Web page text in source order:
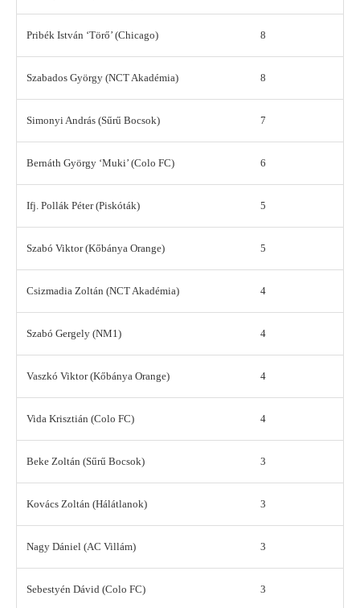
Pribék István ‘Törő’ (Chicago) 8
Szabados György (NCT Akadémia) 8
Simonyi András (Sűrű Bocsok) 7
Bernáth György ‘Muki’ (Colo FC) 6
Ifj. Pollák Péter (Piskóták) 5
Szabó Viktor (Kőbánya Orange) 5
Csizmadia Zoltán (NCT Akadémia) 4
Szabó Gergely (NM1) 4
Vaszkó Viktor (Kőbánya Orange) 4
Vida Krisztián (Colo FC) 4
Beke Zoltán (Sűrű Bocsok) 3
Kovács Zoltán (Hálátlanok) 3
Nagy Dániel (AC Villám) 3
Sebestyén Dávid (Colo FC) 3